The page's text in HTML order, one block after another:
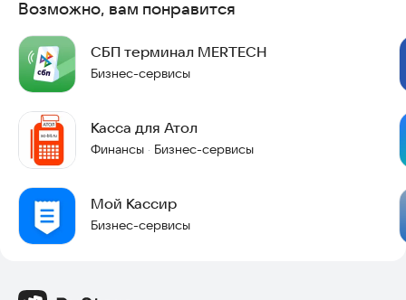
Возможно, вам понравится
СБП терминал MERTECH
Бизнес-сервисы
Касса для Атол
Финансы · Бизнес-сервисы
Мой Кассир
Бизнес-сервисы